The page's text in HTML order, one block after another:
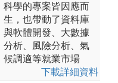
科學的專案皆因應而
生，也帶動了資料庫
與軟體開發、大數據
分析、風險分析、氣
候調適等就業市場
下載詳細資料